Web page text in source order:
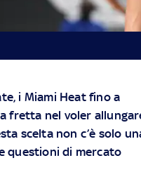
i Miami Heat fino a
fretta nel voler
scelta non c’è solo
questioni di mercato